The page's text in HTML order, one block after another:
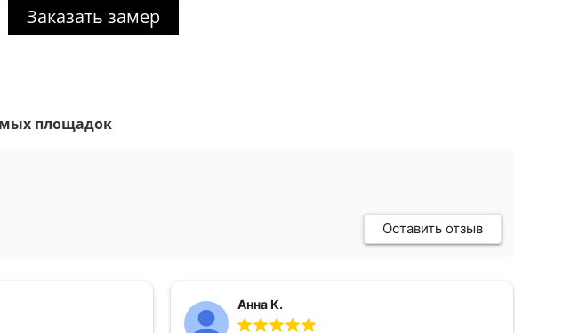
Заказать замер
площадок
Оставить отзыв
Анна К.